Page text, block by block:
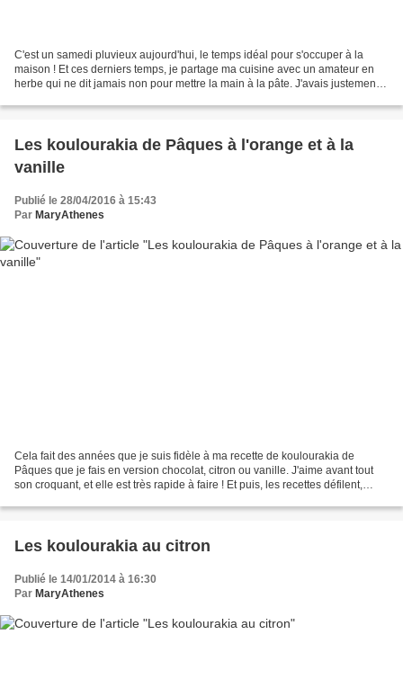
C'est un samedi pluvieux aujourd'hui, le temps idéal pour s'occuper à la
maison ! Et ces derniers temps, je partage ma cuisine avec un amateur en
herbe qui ne dit jamais non pour mettre la main à la pâte. J'avais justement
Les koulourakia de Pâques à l'orange et à la
vanille
Publié le 28/04/2016 à 15:43
Par MaryAthenes
Cela fait des années que je suis fidèle à ma recette de koulourakia de
Pâques que je fais en version chocolat, citron ou vanille. J'aime avant tout
son croquant, et elle est très rapide à faire ! Et puis, les recettes défilent,
Les koulourakia au citron
Publié le 14/01/2014 à 16:30
Par MaryAthenes